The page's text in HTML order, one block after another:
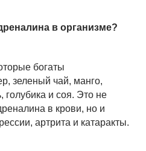
в организме?
богаты
зеленый чай, манго,
и соя. Это не
в крови, но и
артрита и катаракты.